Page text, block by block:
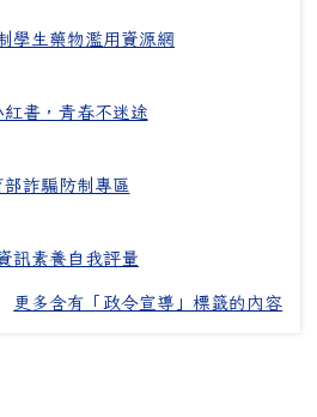
學生藥物濫用資源網
紅書，青春不迷途
部詐騙防制專區
訊素養自我評量
更多含有「政令宣導」標籤的內容